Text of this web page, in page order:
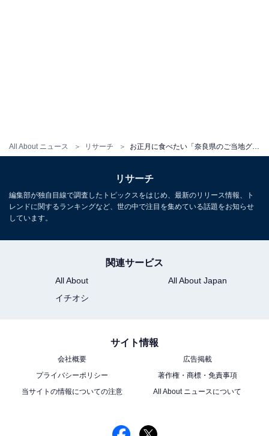
All About ニュース リサーチ
1 2
リサーチ
編集部が独自目線で調査したトピックスをはじめ、最新のリリース情報、ト
レンドに関するランキングなど、世の中で注目を集めている話題をお知らせ
しています。
関連サービス
All About
All About Japan
イチオシ
サイト情報
会社概要
広告掲載
プライバシーポリシー
著作権・商標・免責事項
当サイトの情報についての注意
All About ニュースについて